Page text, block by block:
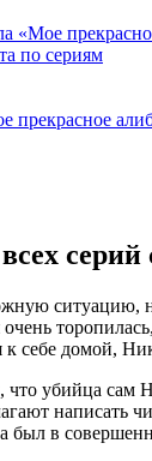
«Мое
по сериям
прекрасное
ситуацию,
себе домой,
что убийца сам
написать
был в